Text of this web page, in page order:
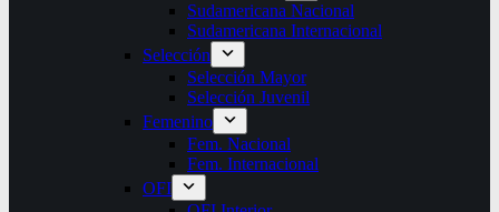
Sudamericana Nacional
Sudamericana Internacional
Selección
Selección Mayor
Selección Juvenil
Femenino
Fem. Nacional
Fem. Internacional
OFI